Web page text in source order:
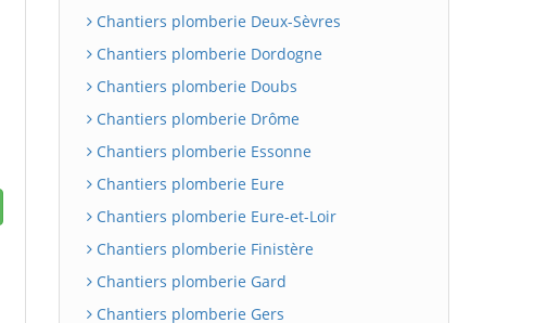
Chantiers plomberie Deux-Sèvres
Chantiers plomberie Dordogne
Chantiers plomberie Doubs
Chantiers plomberie Drôme
Chantiers plomberie Essonne
Chantiers plomberie Eure
Chantiers plomberie Eure-et-Loir
Chantiers plomberie Finistère
Chantiers plomberie Gard
Chantiers plomberie Gers